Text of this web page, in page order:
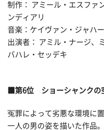
制作： アミール・エスファ
ンディアリ
音楽：ケイヴァン・ジャハ
出演者： アミル・ナージ、
バハレ・セッデキ
■第6位 ショーシャンクの
冤罪によって劣悪な環境に
一人の男の姿を描いた作品